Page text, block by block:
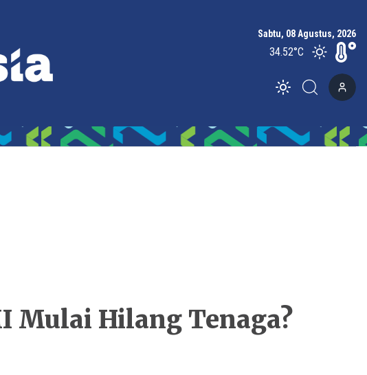
Sabtu, 08 Agustus, 2026
34.52°C
Toggle theme
Mulai Hilang Tenaga?